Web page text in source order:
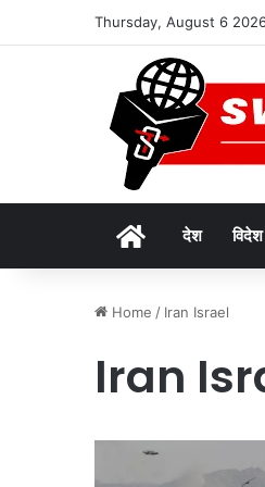
Thursday, August 6
Homeदेश विदेश
Home / Iran Israel
Iran